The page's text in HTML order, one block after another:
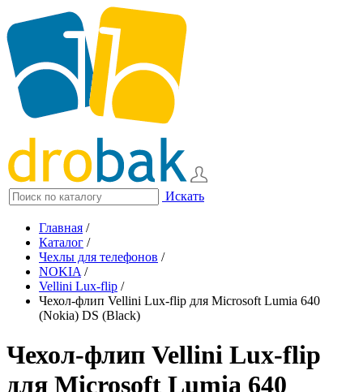
Искать
Главная /
Каталог /
Чехлы для телефонов /
NOKIA /
Vellini Lux-flip /
Чехол-флип Vellini Lux-flip для Microsoft Lumia 640
(Nokia) DS (Black)
Чехол-флип Vellini Lux-flip
для Microsoft Lumia 640